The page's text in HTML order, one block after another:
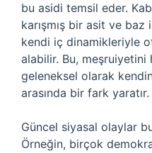
bu asidi temsil eder.
karışmış bir asit ve baz
kendi iç dinamikleriyle
alabilir. Bu,
geleneksel olarak
arasında bir fark yaratır.
Güncel siyasal olaylar
Örneğin, birçok